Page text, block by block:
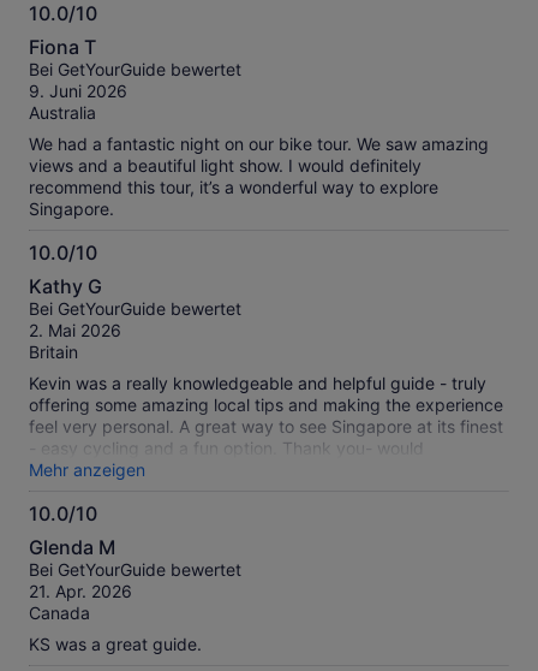
10.0/10
10.0
von
10
Fiona T
Bei GetYourGuide bewertet
9. Juni 2026
Australia
We had a fantastic night on our bike tour. We saw amazing
views and a beautiful light show. I would definitely
recommend this tour, it’s a wonderful way to explore
Singapore.
10.0/10
10.0
von
10
Kathy G
Bei GetYourGuide bewertet
2. Mai 2026
Britain
Kevin was a really knowledgeable and helpful guide - truly
offering some amazing local tips and making the experience
feel very personal. A great way to see Singapore at its finest
- easy cycling and a fun option. Thank you- would
recommend!
Mehr anzeigen
10.0/10
10.0
von
10
Glenda M
Bei GetYourGuide bewertet
21. Apr. 2026
Canada
KS was a great guide.